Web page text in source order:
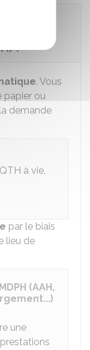
de
?
. Vous
papier ou
demande
à vie,
par le biais
lieu de
(AAH,
une